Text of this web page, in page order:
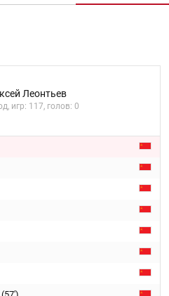
Леонтьев
игр: 117, голов: 0